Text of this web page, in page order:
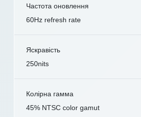
Частота оновлення
60Hz refresh rate
Яскравість
250nits
Колірна гамма
45% NTSC color gamut